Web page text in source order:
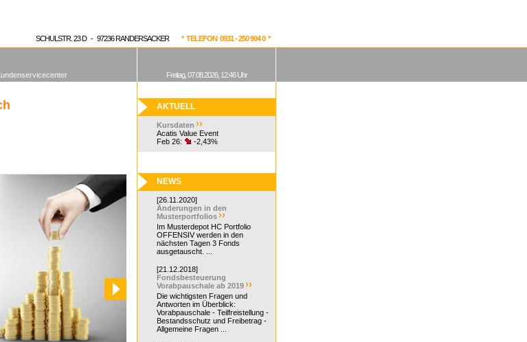
SCHULSTR. 23 D - 97236 RANDERSACKER * TELEFON 0931 - 250 994 0 *
AKTUELL
Kursdaten
Acatis Value Event
Feb 26:
-2,43%
NEWS
[26.11.2020]
Änderungen in den
Musterportfolios
Im Musterdepot HC Portfolio
OFFENSIV werden in den
nächsten Tagen 3 Fonds
ausgetauscht. ...
[21.12.2018]
Fondsbesteuerung
Vorabpauschale ab 2019
Die wichtigsten Fragen und
Antworten im Überblick:
Vorabpauschale - Teilfreistellung -
Bestandsschutz und Freibetrag -
Allgemeine Fragen ...
Freitag, 07.08.2026, 12:46 Uhr